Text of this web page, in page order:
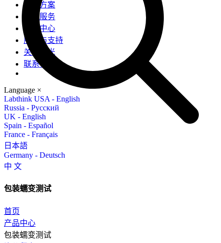
解决方案
检测服务
新闻中心
服务与支持
关于兰光
联系我们
Language ×
Labthink USA - English
Russia - Русский
UK - English
Spain - Español
France - Français
日本語
Germany - Deutsch
中 文
包装蠕变测试
首页
产品中心
包装蠕变测试